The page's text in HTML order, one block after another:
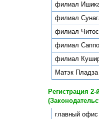
филиал
филиал
филиал
филиал
филиал
Матэк Пладза
Регистрация
главный